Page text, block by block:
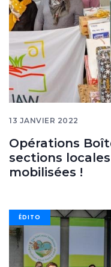
13 JANVIER 2022
Opérations
sections
mobilisées !
ÉDITO
Image
banner